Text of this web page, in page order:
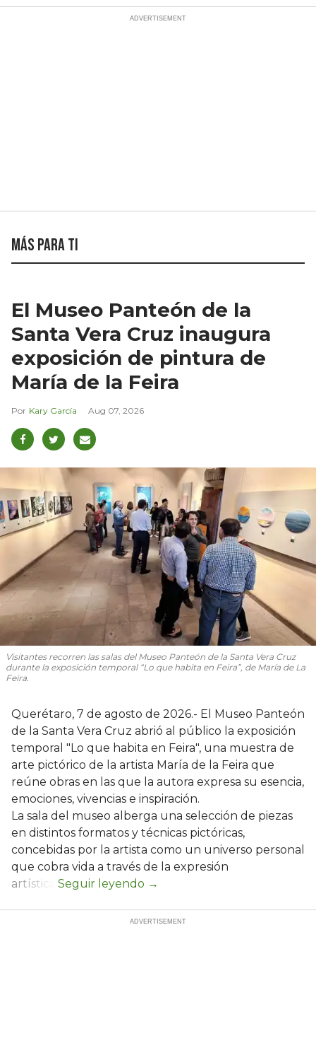
Más para ti
El Museo Panteón de la
Santa Vera Cruz inaugura
exposición de pintura de
María de la Feira
Kary García Aug 07, 2026
Visitantes recorren las salas del Museo Panteón de la Santa Vera Cruz
durante la exposición temporal “Lo que habita en Feira”, de María de La
Feira.
Querétaro, 7 de agosto de 2026.- El Museo Panteón
de la Santa Vera Cruz abrió al público la exposición
temporal "Lo que habita en Feira", una muestra de
arte pictórico de la artista María de la Feira que
reúne obras en las que la autora expresa su esencia,
emociones, vivencias e inspiración.
La sala del museo alberga una selección de piezas
en distintos formatos y técnicas pictóricas,
concebidas por la artista como un universo personal
que cobra vida a través de la expresión
artística.